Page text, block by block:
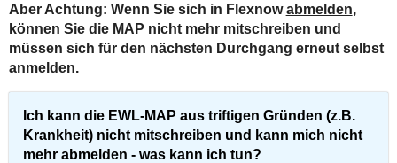
Aber Achtung: Wenn Sie sich in Flexnowabmelden,
können Sie die MAP nicht mehr mitschreiben und
müssen sich für den nächsten Durchgang erneut selbst
anmelden.
Ich kann die EWL-MAP aus triftigen Gründen (z.B.
Krankheit) nicht mitschreiben und kann mich nicht
mehr abmelden - was kann ich tun?